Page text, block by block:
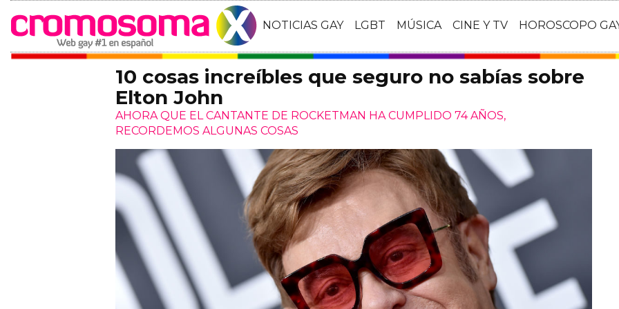
NOTICIAS GAY LGBT MÚSICA CINE Y TV HOROSCOPO
10 cosas increíbles que seguro no sabías sobre
Elton John
AHORA QUE EL CANTANTE DE ROCKETMAN HA CUMPLIDO 74 AÑOS,
RECORDEMOS ALGUNAS COSAS